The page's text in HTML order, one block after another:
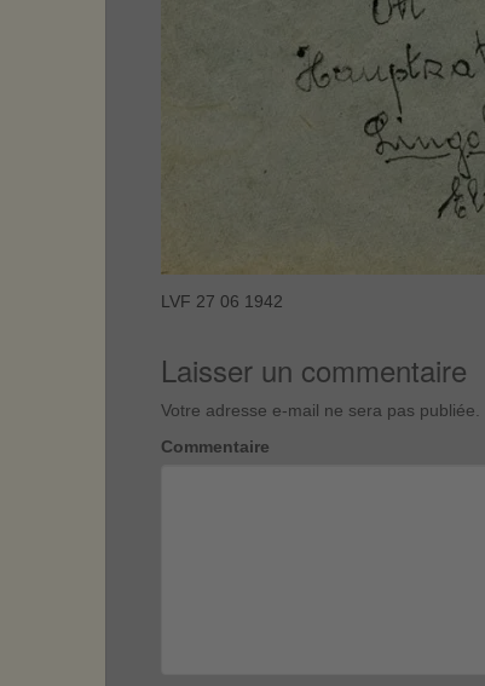
LVF 27 06 1942
Laisser un commentaire
Votre adresse e-mail ne sera pas publiée.
Commentaire